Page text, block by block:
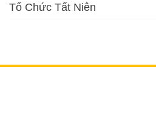
Tổ Chức Tất Niên